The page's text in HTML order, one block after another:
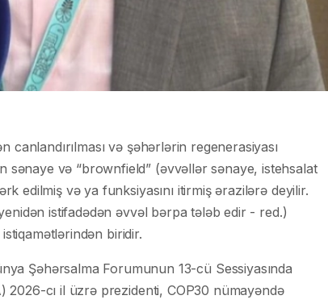
və şəhərlərin regenerasiyası
sənaye və “brownfield” (əvvəllər sənaye, istehsalat
edilmiş və ya funksiyasını itirmiş ərazilərə deyilir.
istifadədən əvvəl bərpa tələb edir - red.)
biridir.
Şəhərsalma Forumunun 13-cü Sessiyasında
cı il üzrə prezidenti, COP30 nümayəndə